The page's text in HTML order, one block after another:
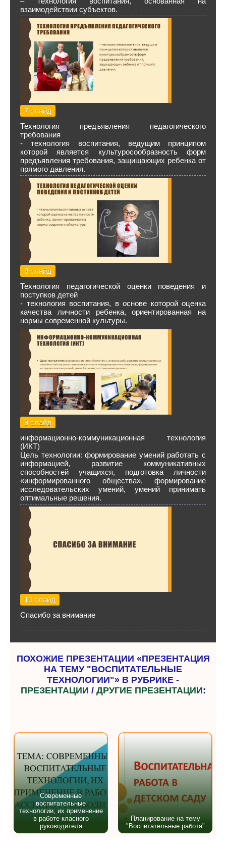
взаимодействии субъектов.
7 слайд
Технология предъявления педагогического
требования
- технология воспитания, ведущим принципом
которой является культуросообразность форм
предъявления требования, защищающих ребенка от
прямого давления.
8 слайд
Технология педагогической оценки поведения и
поступков детей
- технология воспитания, в основе которой оценка
качества личности ребенка, ориентированная на
нормы современной культуры.
9 слайд
информационно-коммуникационная технология
(ИКТ)
Цель технологии: формирование умений работать с
информацией, развитие коммуникативных
способностей учащихся, подготовка личности
«информированного общества», формирование
исследовательских умений, умений принимать
оптимальные решения.
10 слайд
Спасибо за внимание
ПОХОЖИЕ ПРЕЗЕНТАЦИИ «ПРЕЗЕНТАЦИЯ
НА ТЕМУ "ВОСПИТАТЕЛЬНЫЕ
ТЕХНОЛОГИИ"» В РУБРИКЕ -
ПРЕЗЕНТАЦИИ / ДРУГИЕ ПРЕЗЕНТАЦИИ:
Современные
воспитательные
технологии, их применение
в работе класного
руководителя
Планирование на тему
"Воспитательные работа"